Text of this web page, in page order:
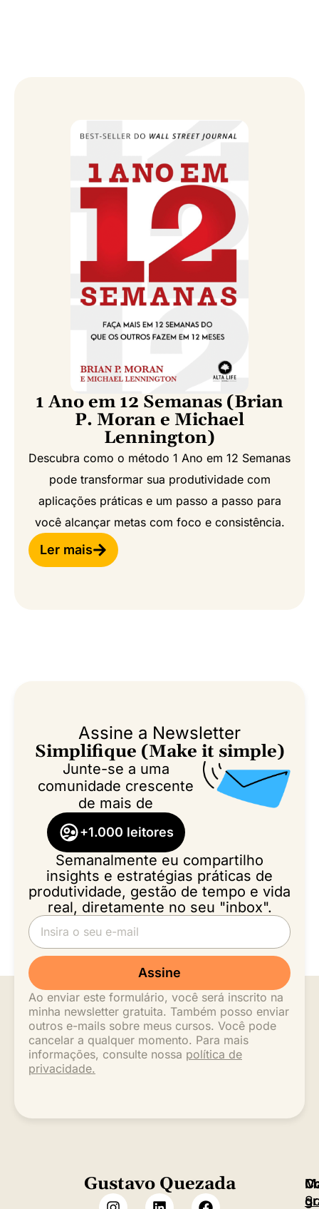
1 Ano em 12 Semanas (Brian
P. Moran e Michael
Lennington)
Descubra como o método 1 Ano em 12 Semanas
pode transformar sua produtividade com
aplicações práticas e um passo a passo para
você alcançar metas com foco e consistência.
Ler mais
Assine a Newsletter
Simplifique (Make it simple)
Junte-se a uma
comunidade crescente
de mais de
+1.000 leitores
Semanalmente eu compartilho
insights e estratégias práticas de
produtividade, gestão de tempo e vida
real, diretamente no seu "inbox".
Assine
Ao enviar este formulário, você será inscrito na
minha newsletter gratuita. Também posso enviar
outros e-mails sobre meus cursos. Você pode
cancelar a qualquer momento. Para mais
informações, consulte nossa política de
privacidade.
Gustavo Quezada